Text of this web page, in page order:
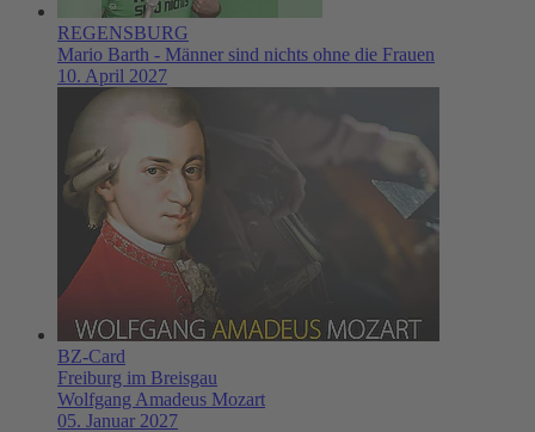
REGENSBURG
Mario Barth - Männer sind nichts ohne die Frauen
10. April 2027
BZ-Card
Freiburg im Breisgau
Wolfgang Amadeus Mozart
05. Januar 2027